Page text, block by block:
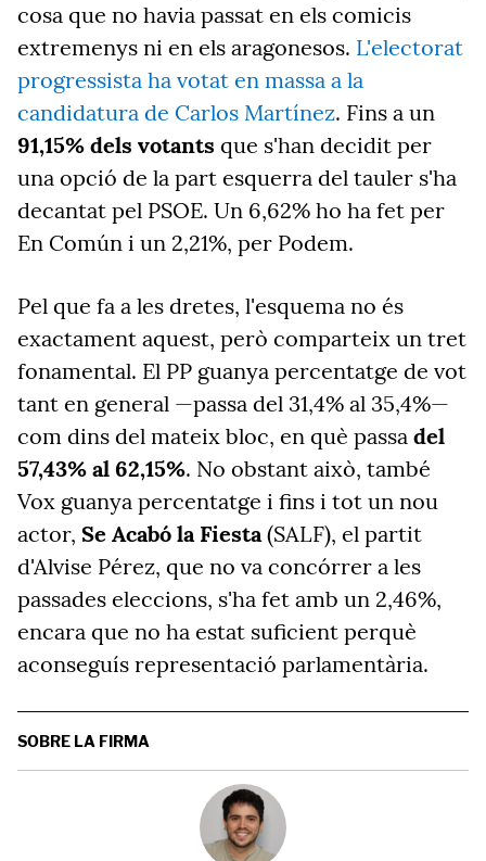
cosa que no havia passat en els comicis
extremenys ni en els aragonesos. L'electorat
progressista ha votat en massa a la
candidatura de Carlos Martínez. Fins a un
91,15% dels votants que s'han decidit per
una opció de la part esquerra del tauler s'ha
decantat pel PSOE. Un 6,62% ho ha fet per
En Común i un 2,21%, per Podem.
Pel que fa a les dretes, l'esquema no és
exactament aquest, però comparteix un tret
fonamental. El PP guanya percentatge de vot
tant en general —passa del 31,4% al 35,4%—
com dins del mateix bloc, en què passa del
57,43% al 62,15%. No obstant això, també
Vox guanya percentatge i fins i tot un nou
actor, Se Acabó la Fiesta(SALF), el partit
d'Alvise Pérez, que no va concórrer a les
passades eleccions, s'ha fet amb un 2,46%,
encara que no ha estat suficient perquè
aconseguís representació parlamentària.
SOBRE LA FIRMA